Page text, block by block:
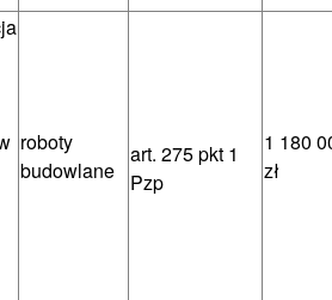
roboty
budowlane
art. 275 pkt 1
Pzp
1 180
zł